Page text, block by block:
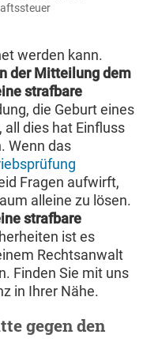
werden kann.
der Mitteilung dem
strafbare
die Geburt eines
all dies hat Einfluss
Wenn das
Fragen aufwirft,
alleine zu lösen.
strafbare
ist es
Rechtsanwalt
Finden Sie mit uns
in Ihrer Nähe.
gegen den